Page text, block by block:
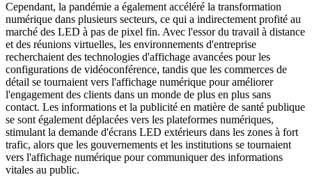
Cependant, la pandémie a également accéléré la transformation
numérique dans plusieurs secteurs, ce qui a indirectement profité au
marché des LED à pas de pixel fin. Avec l'essor du travail à distance
et des réunions virtuelles, les environnements d'entreprise
recherchaient des technologies d'affichage avancées pour les
configurations de vidéoconférence, tandis que les commerces de
détail se tournaient vers l'affichage numérique pour améliorer
l'engagement des clients dans un monde de plus en plus sans
contact. Les informations et la publicité en matière de santé publique
se sont également déplacées vers les plateformes numériques,
stimulant la demande d'écrans LED extérieurs dans les zones à fort
trafic, alors que les gouvernements et les institutions se tournaient
vers l'affichage numérique pour communiquer des informations
vitales au public.